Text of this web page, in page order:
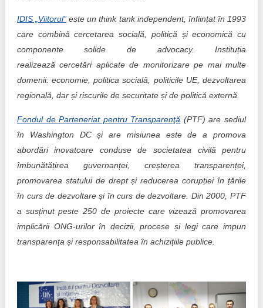
IDIS „Viitorul” este un think tank independent, înființat în 1993
care combină cercetarea socială, politică și economică cu
componente solide de advocacy. Instituția
realizează cercetări aplicate de monitorizare pe mai multe
domenii: economie, politica socială, politicile UE, dezvoltarea
regională, dar și riscurile de securitate și de politică externă.
Fondul de Parteneriat pentru Transparenţă (PTF) are sediul
în Washington DC și are misiunea este de a promova
abordări inovatoare conduse de societatea civilă pentru
îmbunătățirea guvernanței, creșterea transparenței,
promovarea statului de drept și reducerea corupției în țările
în curs de dezvoltare și în curs de dezvoltare. Din 2000, PTF
a susținut peste 250 de proiecte care vizează promovarea
implicării ONG-urilor în decizii, procese și legi care impun
transparența și responsabilitatea în achizițiile publice.